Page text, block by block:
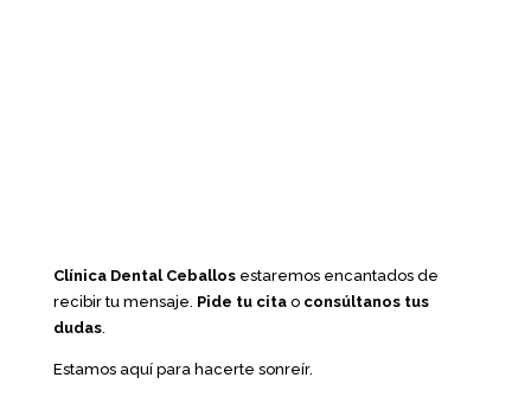
Clínica Dental Ceballosestaremos encantados de
recibir tu mensaje. Pide tu citao consúltanos tus
dudas.
Estamos aquí para hacerte sonreír.